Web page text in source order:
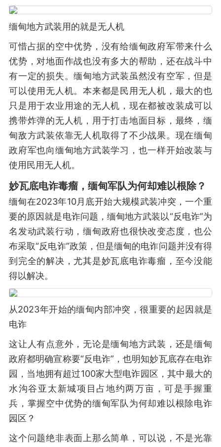
缅甸地方武装用的就是无人机
可惜占据的空中优势，没有给缅甸政府军带来什么
优势，对地面作战也没有多大的帮助，还在战斗中
有一定的损失。缅甸地方武装虽然没有空军，但是
可以使用无人机。本来都是民用无人机，最大的也
只是用于农业用途的无人机，现在都被改装成可以
携带炸弹的无人机，用于打击地面目标，最终，缅
甸敌方武装依靠无人机取得了不少战果。现在缅甸
政府军也向缅甸地方武装学习，也一样开始改装与
使用民用无人机。
妙瓦底电诈毒瘤，缅甸军队为何却难以根除？
缅甸在2023年10月底开始大规模武装冲突，一个重
要的原因就是电诈问题，缅甸地方武装以“反电诈”为
名发动武装行动，缅甸政府也很快改变态度，也公
布采取“反电诈”政策，但是缅甸的电诈问题并没有得
到完全的解决，尤其是妙瓦底电诈毒瘤，至今没能
得以解决。
从2023年开始的缅甸内部冲突，很重要的起因就是
电诈
这让人有点意外，无论是缅甸地方武装，还是缅甸
政府都明确宣称要“反电诈”，也明知妙瓦底存在电诈
园，当地拥有超过100家大型电诈园区，其中最大的
水沟谷亚太新城项目占地约两万亩，可是手握重
兵，掌握空中优势的缅甸军队为何却难以根除电诈
园区？
这个问题绝非表面上那么简单，可以说，不是光靠